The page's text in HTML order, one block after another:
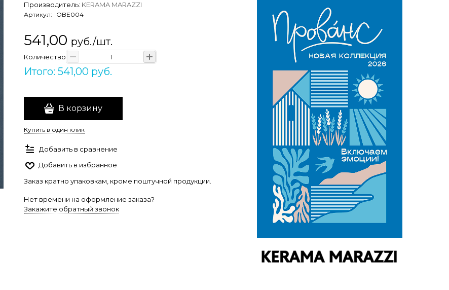
Производитель: KERAMA MARAZZI
Артикул: OBE004
541,00 руб./шт.
Количество
Итого: 541,00 руб.
В корзину
Купить в один клик
Добавить в сравнение
Добавить в избранное
Заказ кратно упаковкам, кроме поштучной продукции.
Нет времени на оформление заказа?
Закажите обратный звонок